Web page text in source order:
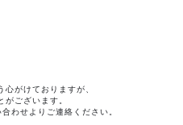
がけておりますが、
ございます。
わせよりご連絡ください。